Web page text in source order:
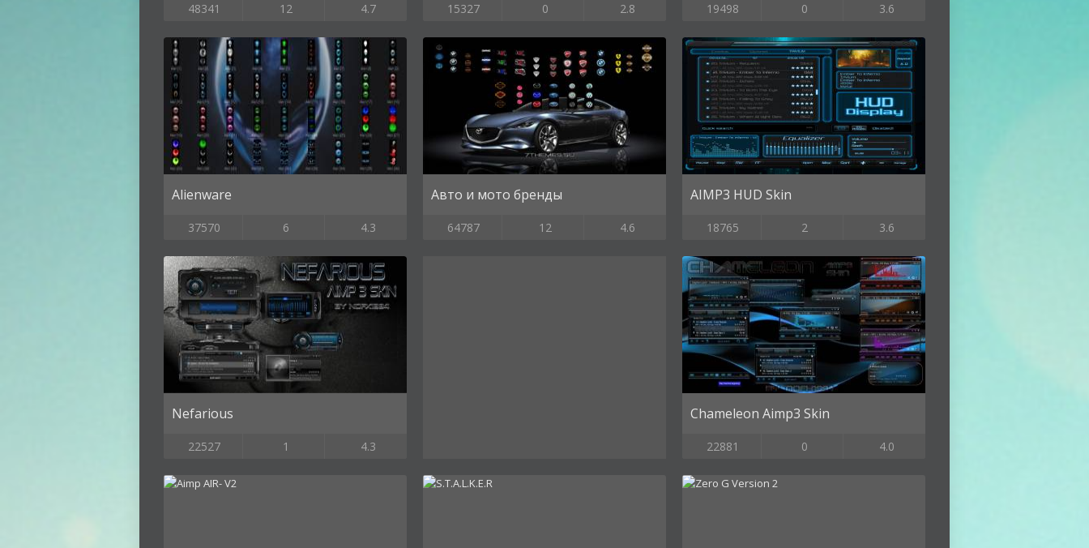
48341 12 4.7 15327 0 2.8 19498 0 3.6
Alienware
37570 6 4.3
Авто и мото бренды
64787 12 4.6
AIMP3 HUD Skin
18765 2 3.6
Nefarious
22527 1 4.3
Chameleon Aimp3 Skin
22881 0 4.0